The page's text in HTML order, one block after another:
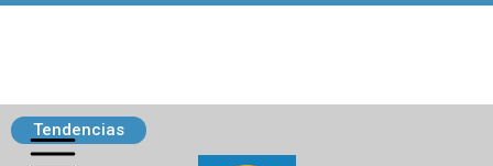
Tendencias